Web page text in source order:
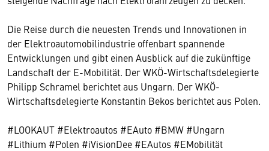
Die Reise durch die neuesten Trends und Innovationen in
der Elektroautomobilindustrie offenbart spannende
Entwicklungen und gibt einen Ausblick auf die zukünftige
Landschaft der E-Mobilität. Der WKÖ-Wirtschaftsdelegierte
Philipp Schramel berichtet aus Ungarn. Der WKÖ-
Wirtschaftsdelegierte Konstantin Bekos berichtet aus Polen.
#LOOKAUT #Elektroautos #EAuto #BMW #Ungarn
#Lithium #Polen #iVisionDee #EAutos #EMobilität